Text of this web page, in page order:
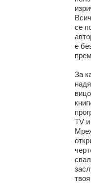
се
е
За
TV